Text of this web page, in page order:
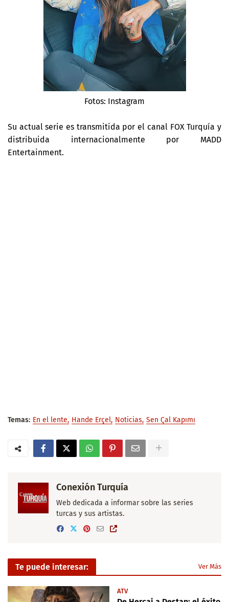
Fotos: Instagram
Su actual serie es transmitida por el canal FOX Turquía y
distribuida internacionalmente por MADD
Entertainment.
Temas: En el lente Hande Erçel Noticias Sen Çal Kapımı
Conexión Turquía
Web dedicada a informar sobre las series
turcas y sus artistas.
Te puede interesar: Ver Más
ATV